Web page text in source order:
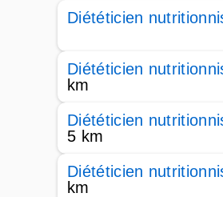
Diététicien
Diététicien
km
Diététicien
5 km
Diététicien
km